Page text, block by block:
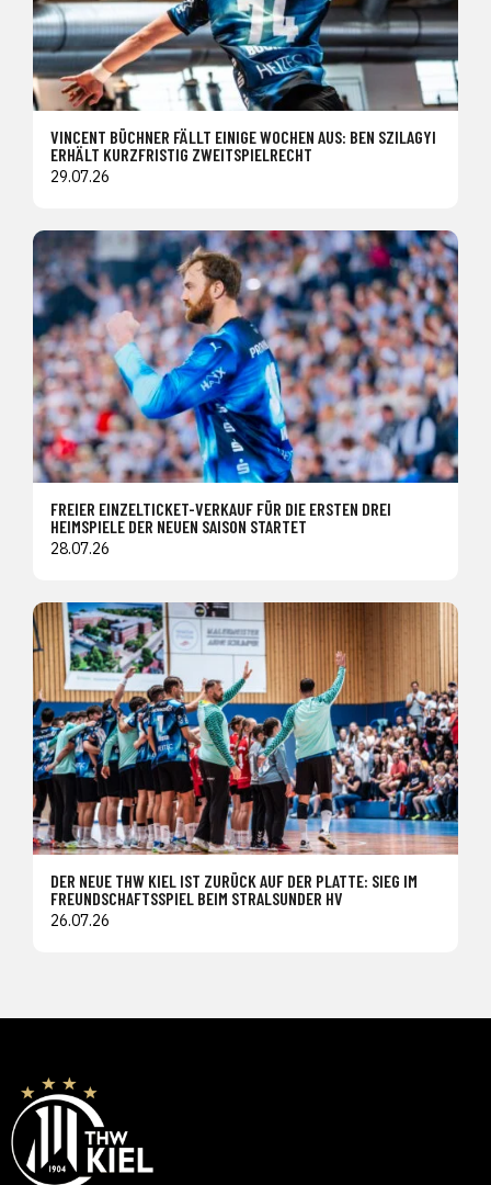
VINCENT BÜCHNER FÄLLT EINIGE WOCHEN AUS: BEN SZILAGYI
ERHÄLT KURZFRISTIG ZWEITSPIELRECHT
29.07.26
FREIER EINZELTICKET-VERKAUF FÜR DIE ERSTEN DREI
HEIMSPIELE DER NEUEN SAISON STARTET
28.07.26
DER NEUE THW KIEL IST ZURÜCK AUF DER PLATTE: SIEG IM
FREUNDSCHAFTSSPIEL BEIM STRALSUNDER HV
26.07.26